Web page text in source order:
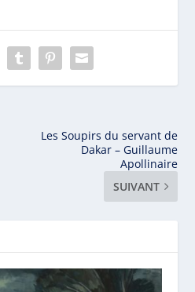
Les Soupirs du servant de
Dakar – Guillaume
Apollinaire
SUIVANT